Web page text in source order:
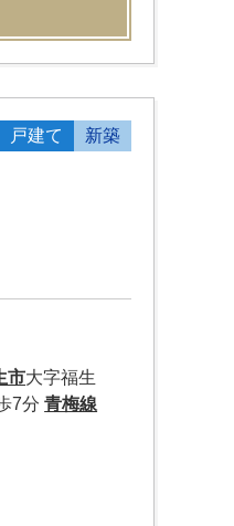
戸建て 新築
市大字福生
7分青梅線